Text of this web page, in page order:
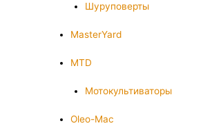
Шуруповерты
MasterYard
MTD
Мотокультиваторы
Oleo-Mac